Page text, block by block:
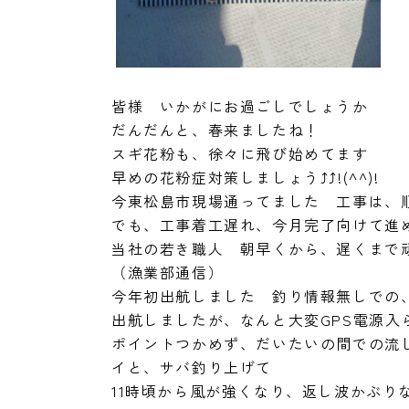
皆様 いかがにお過ごしでしょうか
だんだんと、春来ましたね！
スギ花粉も、徐々に飛び始めてます
早めの花粉症対策しましょう⤴⤴!(^^)!
今東松島市現場通ってました 工事は、
でも、工事着工遅れ、今月完了向けて
当社の若き職人 朝早くから、遅くまで
（漁業部通信）
今年初出航しました 釣り情報無しでの
出航しましたが、なんと大変GPS電源入
ポイントつかめず、だいたいの間で
イと、サバ釣り上げて
11時頃から風が強くなり、返し波かぶ